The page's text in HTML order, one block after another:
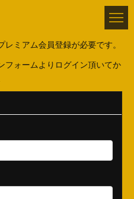
ミアム会員登録が必要です。
フォームよりログイン頂いてか